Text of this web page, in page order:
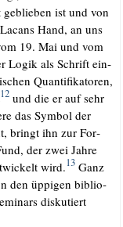
ist und von
Hand, an uns
19. Mai und vom
Logik als Schrift ein­
Quan­ti­fi­ka­to­ren,
12und die er auf sehr
das Sym­bol der
bringt ihn zur For­
der zwei Jah­re
wird.13Ganz
den üppi­gen biblio­
dis­ku­tiert